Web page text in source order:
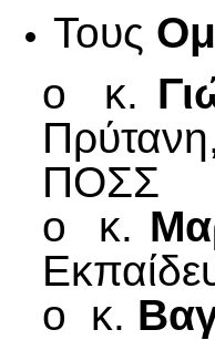
Τους
o κ.
ΠΟΣΣ
o κ.
o κ.